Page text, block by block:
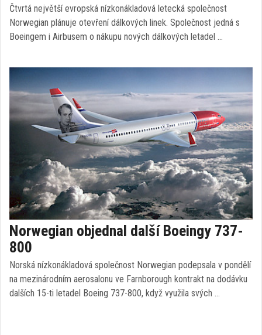
Čtvrtá největší evropská nízkonákladová letecká společnost
Norwegian plánuje otevření dálkových linek. Společnost jedná s
Boeingem i Airbusem o nákupu nových dálkových letadel …
Norwegian objednal další Boeingy 737-
800
Norská nízkonákladová společnost Norwegian podepsala v pondělí
na mezinárodním aerosalonu ve Farnborough kontrakt na dodávku
dalších 15-ti letadel Boeing 737-800, když využila svých …